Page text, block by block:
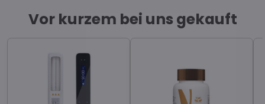
Vor kurzem bei uns gekauft